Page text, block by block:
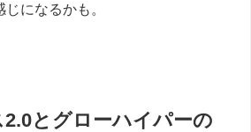
になるかも。
とグローハイパーの